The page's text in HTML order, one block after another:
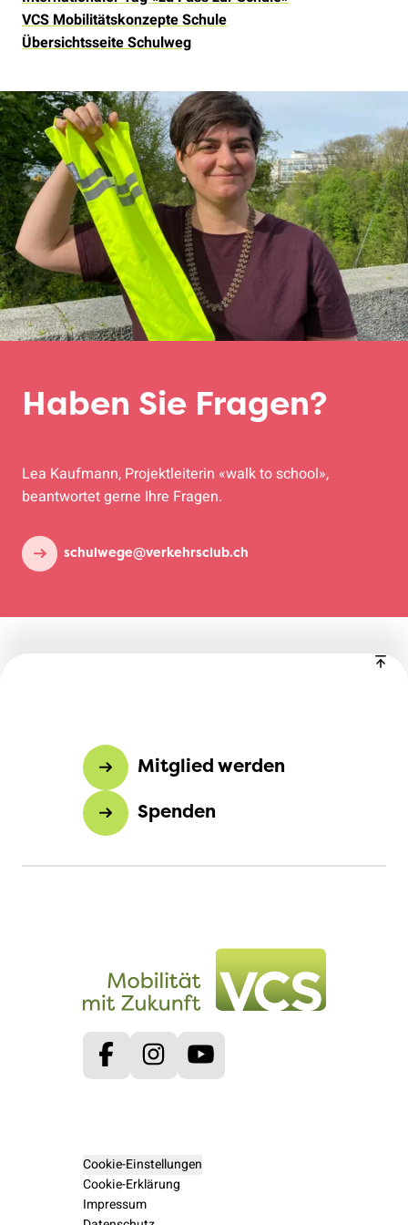
VCS Mobilitätskonzepte Schule
Übersichtsseite Schulweg
Haben Sie Fragen?
Lea Kaufmann, Projektleiterin «walk to school»,
beantwortet gerne Ihre Fragen.
schulwege@verkehrsclub.ch
Mitglied werden
Spenden
FacebookInstagram
Cookie-Einstellungen
Cookie-Erklärung
Impressum